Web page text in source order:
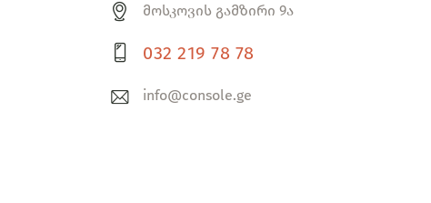
მოსკოვის გამზირი 9ა
032 219 78 78
info@console.ge